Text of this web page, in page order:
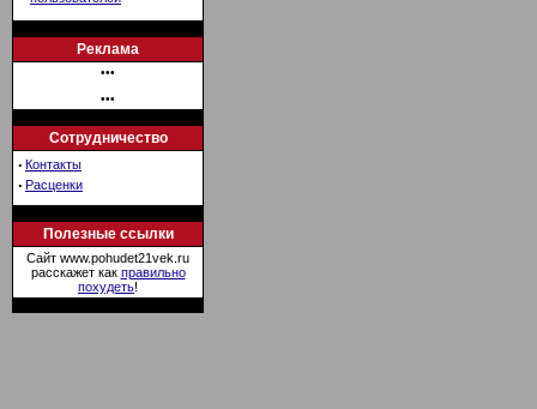
Реклама
•••
•••
Сотрудничество
· Контакты
· Расценки
Полезные ссылки
Сайт www.pohudet21vek.ru
расскажет как правильно
похудеть!